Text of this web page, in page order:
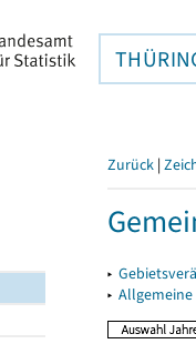
Zurück |
▸
▸